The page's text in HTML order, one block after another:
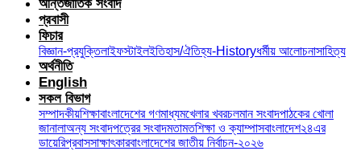
আন্তর্জাতিক সংবাদ
প্রবাসী
ফিচার
বিজ্ঞান-প্রযুক্তিলাইফস্টাইলইতিহাস/ঐতিহ্য-Historyধর্মীয় আলোচনাসাহিত্য
অর্থনীতি
English
সকল বিভাগ
সম্পাদকীয়শিক্ষাবাংলাদেশের গণমাধ্যমখেলার খবরচলমান সংবাদপাঠকের খোলা
জানালাঅন্য সংবাদপত্রের সংবাদমতামতশিক্ষা ও ক্যাম্পাসবাংলাদেশ২৪এর
ডায়েরিপ্রবাসসাক্ষাৎকারবাংলাদেশের জাতীয় নির্বাচন-২০২৬